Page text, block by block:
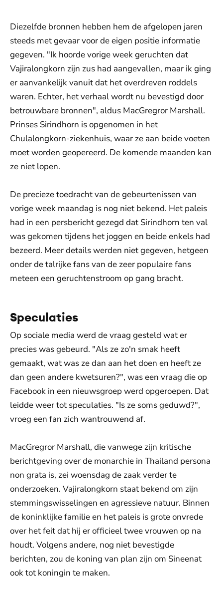
Diezelfde bronnen hebben hem de afgelopen jaren
steeds met gevaar voor de eigen positie informatie
gegeven. "Ik hoorde vorige week geruchten dat
Vajiralongkorn zijn zus had aangevallen, maar ik ging
er aanvankelijk vanuit dat het overdreven roddels
waren. Echter, het verhaal wordt nu bevestigd door
betrouwbare bronnen", aldus MacGregror Marshall.
Prinses Sirindhorn is opgenomen in het
Chulalongkorn-ziekenhuis, waar ze aan beide voeten
moet worden geopereerd. De komende maanden kan
ze niet lopen.
De precieze toedracht van de gebeurtenissen van
vorige week maandag is nog niet bekend. Het paleis
had in een persbericht gezegd dat Sirindhorn ten val
was gekomen tijdens het joggen en beide enkels had
bezeerd. Meer details werden niet gegeven, hetgeen
onder de talrijke fans van de zeer populaire fans
meteen een geruchtenstroom op gang bracht.
Speculaties
Op sociale media werd de vraag gesteld wat er
precies was gebeurd. "Als ze zo'n smak heeft
gemaakt, wat was ze dan aan het doen en heeft ze
dan geen andere kwetsuren?", was een vraag die op
Facebook in een nieuwsgroep werd opgeroepen. Dat
leidde weer tot speculaties. "Is ze soms geduwd?",
vroeg een fan zich wantrouwend af.
MacGregror Marshall, die vanwege zijn kritische
berichtgeving over de monarchie in Thailand persona
non grata is, zei woensdag de zaak verder te
onderzoeken. Vajiralongkorn staat bekend om zijn
stemmingswisselingen en agressieve natuur. Binnen
de koninklijke familie en het paleis is grote onvrede
over het feit dat hij er officieel twee vrouwen op na
houdt. Volgens andere, nog niet bevestigde
berichten, zou de koning van plan zijn om Sineenat
ook tot koningin te maken.